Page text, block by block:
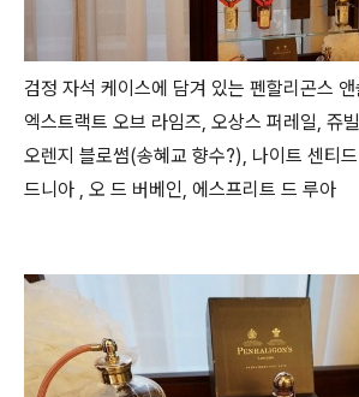
검정 자석 케이스에 담겨 있는 펜할리곤스
엑스트랙트 오브 라임즈, 오상스 퍼레일, 쥬
오렌지 블로썸(송혜교 향수?), 나이트 센티
드니아 , 오 드 버베인, 에스프리트 드 루아